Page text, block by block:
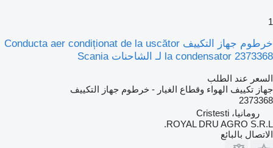
1
خرطوم جهاز التكييف Conducta aer condiționat de la uscător
la condensator 2373368 لـ الشاحنات Scania
السعر عند الطلب
جهاز تكييف الهواء وقطاع الغيار - خرطوم جهاز التكييف
2373368
رومانيا، Cristesti
ROYAL DRU AGRO S.R.L.
الاتصال بالبائع